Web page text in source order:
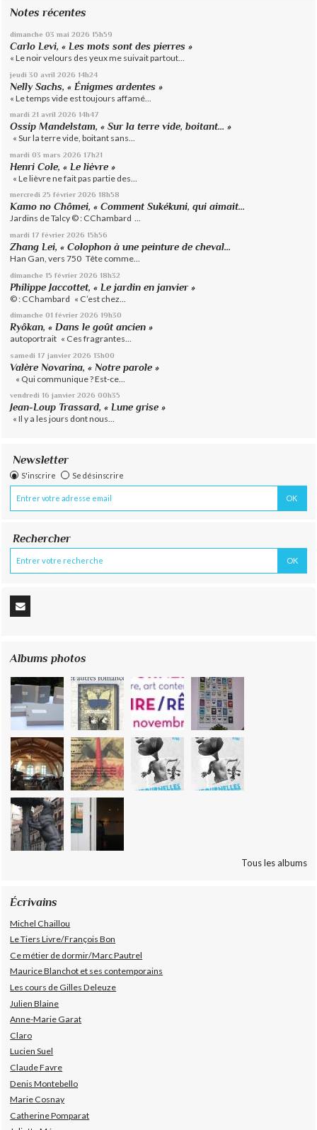
Notes récentes
dimanche 03 mai 2026 15h59
Carlo Levi, « Les mots sont des pierres »
« Le noir velours des yeux me suivait partout...
jeudi 30 avril 2026 14h24
Nelly Sachs, « Énigmes ardentes »
« Le temps vide est toujours affamé...
mardi 21 avril 2026 14h47
Ossip Mandelstam, « Sur la terre vide, boitant… »
« Sur la terre vide, boitant sans...
mardi 03 mars 2026 17h21
Henri Cole, « Le lièvre »
« Le lièvre ne fait pas partie des...
mercredi 25 février 2026 18h58
Kamo no Chômei, « Comment Sukékuni, qui aimait...
Jardins de Talcy © : CChambard ...
mardi 17 février 2026 15h56
Zhang Lei, « Colophon à une peinture de cheval...
Han Gan, vers 750 Tête comme...
dimanche 15 février 2026 18h32
Philippe Jaccottet, « Le jardin en janvier »
© : CChambard « C’est chez...
dimanche 01 février 2026 19h30
Ryôkan, « Dans le goût ancien »
autoportrait « Ces fragrantes...
samedi 17 janvier 2026 13h00
Valère Novarina, « Notre parole »
« Qui communique ? Est-ce...
vendredi 16 janvier 2026 00h35
Jean-Loup Trassard, « Lune grise »
« Il y a les jours dont nous...
Newsletter
S'inscrire Se désinscrire
Rechercher
Albums photos
Tous les albums
Écrivains
Michel Chaillou
Le Tiers Livre/François Bon
Ce métier de dormir/Marc Pautrel
Maurice Blanchot et ses contemporains
Les cours de Gilles Deleuze
Julien Blaine
Anne-Marie Garat
Claro
Lucien Suel
Claude Favre
Denis Montebello
Marie Cosnay
Catherine Pomparat